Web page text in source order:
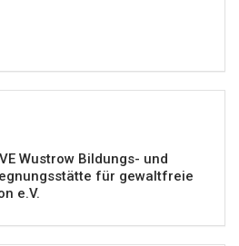
Wustrow Bildungs- und
für gewaltfreie
e.V.